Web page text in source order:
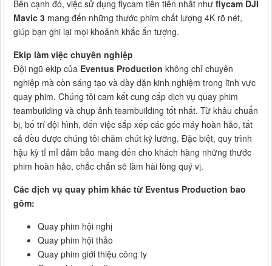
Bên cạnh đó, việc sử dụng flycam tiên tiến nhất như flycam DJI
Mavic 3 mang đến những thước phim chất lượng 4K rõ nét,
giúp bạn ghi lại mọi khoảnh khắc ấn tượng.
Ekip làm việc chuyên nghiệp
Đội ngũ ekip của Eventus Production không chỉ chuyên
nghiệp mà còn sáng tạo và dày dặn kinh nghiệm trong lĩnh vực
quay phim. Chúng tôi cam kết cung cấp dịch vụ quay phim
teambuilding và chụp ảnh teambuilding tốt nhất. Từ khâu chuẩn
bị, bố trí đội hình, đến việc sắp xếp các góc máy hoàn hảo, tất
cả đều được chúng tôi chăm chút kỹ lưỡng. Đặc biệt, quy trình
hậu kỳ tỉ mỉ đảm bảo mang đến cho khách hàng những thước
phim hoàn hảo, chắc chắn sẽ làm hài lòng quý vị.
Các dịch vụ quay phim khác từ Eventus Production bao
gồm:
Quay phim hội nghị
Quay phim hội thảo
Quay phim giới thiệu công ty